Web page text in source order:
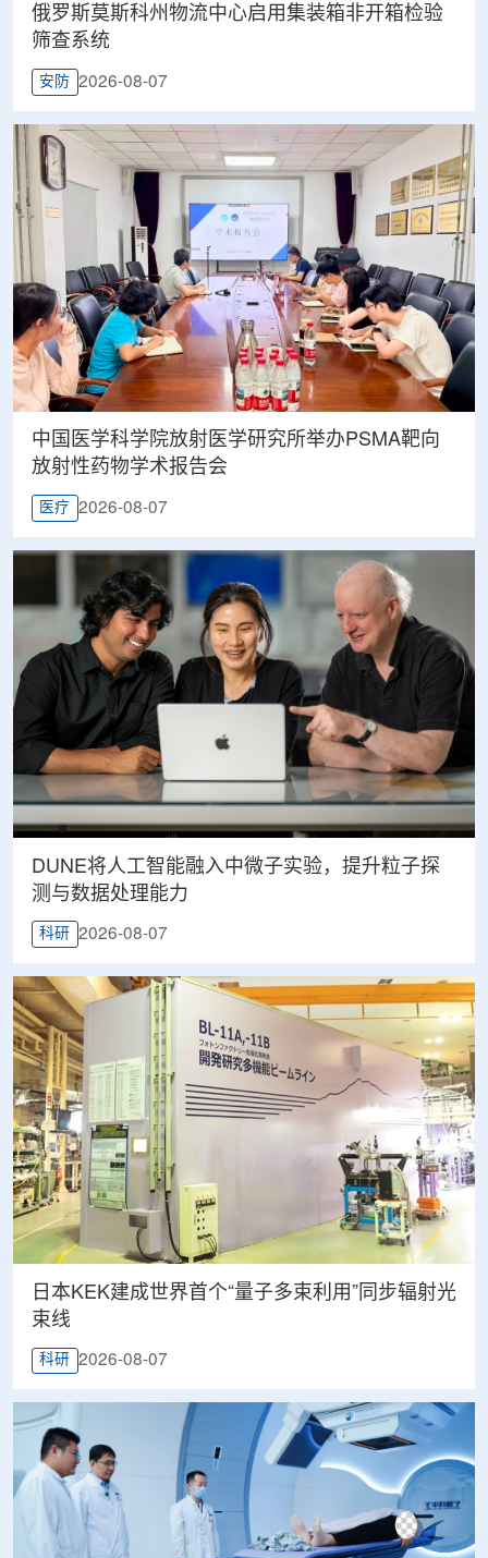
俄罗斯莫斯科州物流中心启用集装箱非开箱检验
筛查系统
安防 2026-08-07
中国医学科学院放射医学研究所举办PSMA靶向
放射性药物学术报告会
医疗 2026-08-07
DUNE将人工智能融入中微子实验，提升粒子探
测与数据处理能力
科研 2026-08-07
日本KEK建成世界首个“量子多束利用”同步辐射光
束线
科研 2026-08-07